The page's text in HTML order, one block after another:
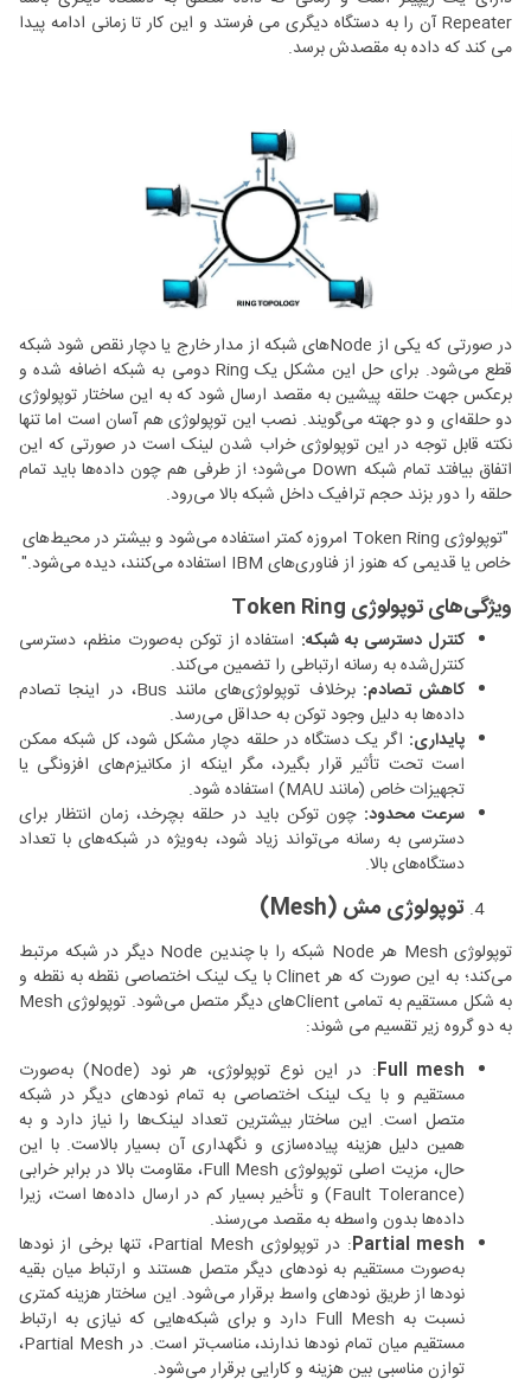
Repeater آن را به دستگاه دیگری می فرستد و این کار تا زمانی ادامه پیدا
می کند که داده به مقصدش برسد.
در صورتی که یکی از Nodeهای شبکه از مدار خارج یا دچار نقص شود شبکه
قطع می‌شود. برای حل این مشکل یک Ring دومی به شبکه اضافه شده و
برعکس جهت حلقه پیشین به مقصد ارسال شود که به این ساختار توپولوژی
دو حلقه‌ای و دو جهته می‌گویند. نصب این توپولوژی هم آسان است اما تنها
نکته قابل توجه در این توپولوژی خراب شدن لینک است در صورتی که این
اتفاق بیافتد تمام شبکه Down می‌شود؛ از طرفی هم چون داده‌ها باید تمام
حلقه را دور بزند حجم ترافیک داخل شبکه بالا می‌رود.
"توپولوژی Token Ring امروزه کمتر استفاده می‌شود و بیشتر در محیط‌های
خاص یا قدیمی که هنوز از فناوری‌های IBM استفاده می‌کنند، دیده می‌شود."
ویژگی‌های توپولوژی Token Ring
کنترل دسترسی به شبکه: استفاده از توکن به‌صورت منظم، دسترسی
کنترل‌شده به رسانه ارتباطی را تضمین می‌کند.
کاهش تصادم:
برخلاف توپولوژی‌های مانند Bus، در اینجا تصادم
داده‌ها به دلیل وجود توکن به حداقل می‌رسد.
پایداری: اگر یک دستگاه در حلقه دچار مشکل شود، کل شبکه ممکن
است تحت تأثیر قرار بگیرد، مگر اینکه از مکانیزم‌های افزونگی یا
تجهیزات خاص (مانند MAU) استفاده شود.
سرعت محدود: چون توکن باید در حلقه بچرخد، زمان انتظار برای
دسترسی به رسانه می‌تواند زیاد شود، به‌ویژه در شبکه‌های با تعداد
دستگاه‌های بالا.
توپولوژی مش (Mesh)
توپولوژی Mesh هر Node شبکه را با چندین Node دیگر در شبکه مرتبط
می‌کند؛ به این صورت که هر Clinet با یک لینک اختصاصی نقطه به نقطه و
به شکل مستقیم به تمامی Clientهای دیگر متصل می‌شود. توپولوژی Mesh
به دو گروه زیر تقسیم می شوند:
Full mesh
: در این نوع توپولوژی، هر نود (Node) به‌صورت
مستقیم و با یک لینک اختصاصی به تمام نودهای دیگر در شبکه
متصل است. این ساختار بیشترین تعداد لینک‌ها را نیاز دارد و به
همین دلیل هزینه پیاده‌سازی و نگهداری آن بسیار بالاست. با این
حال، مزیت اصلی توپولوژی Full Mesh، مقاومت بالا در برابر خرابی
(Fault Tolerance) و تأخیر بسیار کم در ارسال داده‌ها است، زیرا
داده‌ها بدون واسطه به مقصد می‌رسند.
Partial mesh
: در توپولوژی Partial Mesh، تنها برخی از نودها
به‌صورت مستقیم به نودهای دیگر متصل هستند و ارتباط میان بقیه
نودها از طریق نودهای واسط برقرار می‌شود. این ساختار هزینه کمتری
نسبت به Full Mesh دارد و برای شبکه‌هایی که نیازی به ارتباط
مستقیم میان تمام نودها ندارند، مناسب‌تر است. در Partial Mesh،
توازن مناسبی بین هزینه و کارایی برقرار می‌شود.